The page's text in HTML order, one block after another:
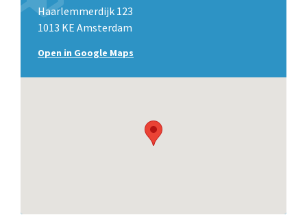
Haarlemmerdijk 123
1013 KE Amsterdam
Open in Google Maps